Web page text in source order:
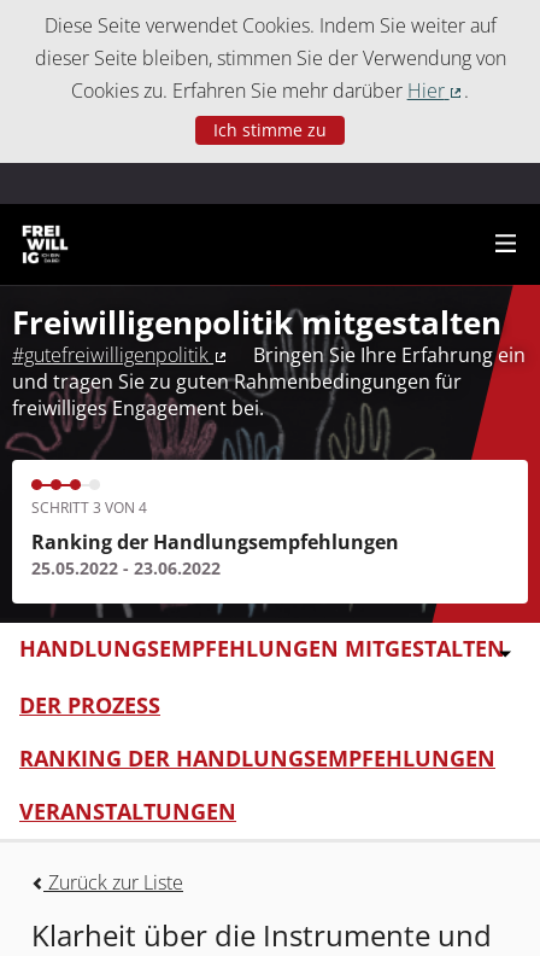
Diese Seite verwendet Cookies. Indem Sie weiter auf
dieser Seite bleiben, stimmen Sie der Verwendung von
Cookies zu. Erfahren Sie mehr darüber Hier
.
Ich stimme zu
Freiwilligenpolitik mitgestalten
#gutefreiwilligenpolitik
(Externer Link)
Bringen Sie Ihre Erfahrung ein
und tragen Sie zu guten Rahmenbedingungen für
freiwilliges Engagement bei.
SCHRITT 3 VON 4
Ranking der Handlungsempfehlungen
25.05.2022 - 23.06.2022
HANDLUNGSEMPFEHLUNGEN MITGESTALTEN
DER PROZESS
RANKING DER HANDLUNGSEMPFEHLUNGEN
VERANSTALTUNGEN
Zurück zur Liste
Klarheit über die Instrumente und
Cookie-Einstellungen